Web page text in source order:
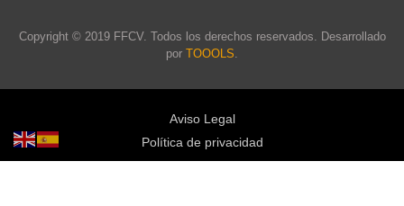
Copyright © 2019 FFCV. Todos los derechos reservados. Desarrollado
por TOOOLS
Aviso Legal
Política de privacidad
Política de cookies